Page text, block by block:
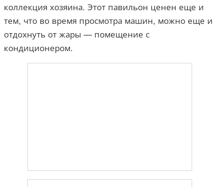
коллекция хозяина. Этот павильон ценен еще и
тем, что во время просмотра машин, можно еще и
отдохнуть от жары — помещение с
кондиционером.